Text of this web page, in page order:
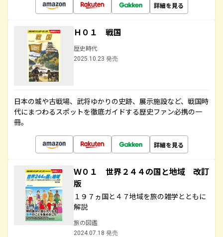
詳細を見る
Ｈ０１ 戦国
歴史時代
2025.10.23 発売
日本の城や古戦場、武将ゆかりの史跡、展示施設など、戦国時
代にまつわるスポットを徹底ガイドする歴史ファン必携の一
冊。
詳細を見る
Ｗ０１ 世界２４４の国と地域 改訂
版
１９７ヵ国と４７地域を旅の雑学とともに
解説
旅の図鑑
2024.07.18 発売